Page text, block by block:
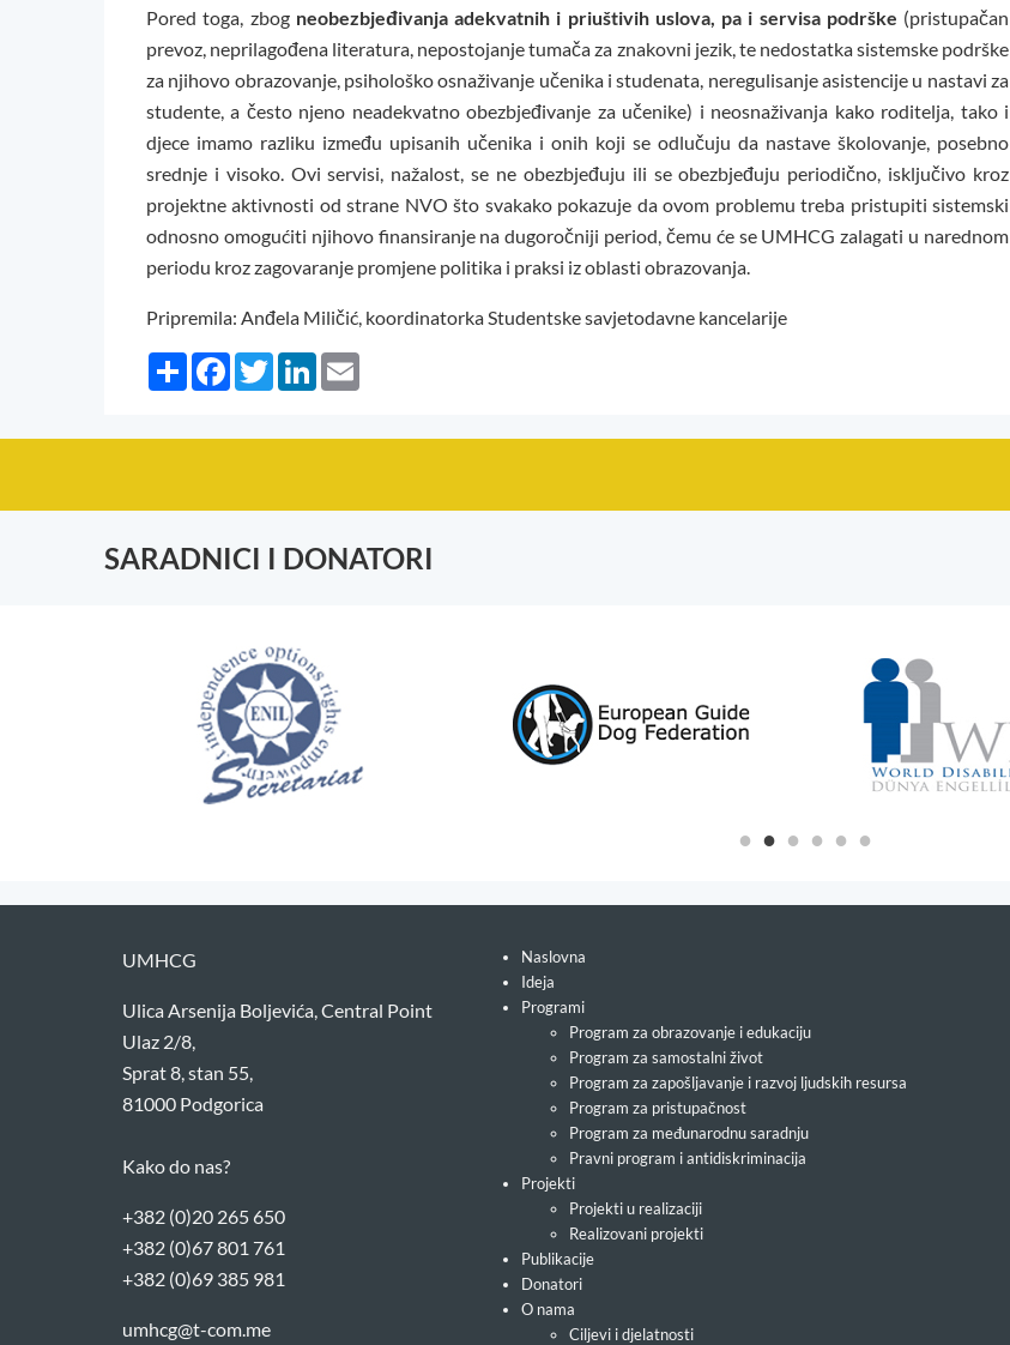
Pored toga, zbog neobezbjeđivanja adekvatnih i priuštivih uslova, pa i servisa podrške (pristupačan
prevoz, neprilagođena literatura, nepostojanje tumača za znakovni jezik, te nedostatka sistemske podrške
za njihovo obrazovanje, psihološko osnaživanje učenika i studenata, neregulisanje asistencije u nastavi za
studente, a često njeno neadekvatno obezbjeđivanje za učenike) i neosnaživanja kako roditelja, tako i
djece imamo razliku između upisanih učenika i onih koji se odlučuju da nastave školovanje, posebno
srednje i visoko. Ovi servisi, nažalost, se ne obezbjeđuju ili se obezbjeđuju periodično, isključivo kroz
projektne aktivnosti od strane NVO što svakako pokazuje da ovom problemu treba pristupiti sistemski
odnosno omogućiti njihovo finansiranje na dugoročniji period, čemu će se UMHCG zalagati u narednom
periodu kroz zagovaranje promjene politika i praksi iz oblasti obrazovanja.
Pripremila: Anđela Miličić, koordinatorka Studentske savjetodavne kancelarije
Share FacebookTwitterLinkedIn
SARADNICI I DONATORI
UMHCG
Ulica Arsenija Boljevića, Central Point
Ulaz 2/8,
Sprat 8, stan 55,
81000 Podgorica
Kako do nas?
+382 (0)20 265 650
+382 (0)67 801 761
+382 (0)69 385 981
umhcg@t-com.me
Naslovna
Ideja
Programi
Program za obrazovanje i edukaciju
Program za samostalni život
Program za zapošljavanje i razvoj ljudskih resursa
Program za pristupačnost
Program za međunarodnu saradnju
Pravni program i antidiskriminacija
Projekti
Projekti u realizaciji
Realizovani projekti
Publikacije
Donatori
O nama
Ciljevi i djelatnosti